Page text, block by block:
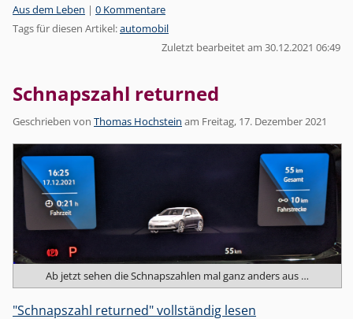
Kategorien:
Aus dem Leben | 0 Kommentare
Tags für diesen Artikel:automobil
Zuletzt bearbeitet am 30.12.2021 06:49
Schnapszahl returned
Geschrieben von Thomas Hochstein am Freitag, 17. Dezember 2021
Ab jetzt sehen die Schnapszahlen mal ganz anders aus …
"Schnapszahl returned" vollständig lesen